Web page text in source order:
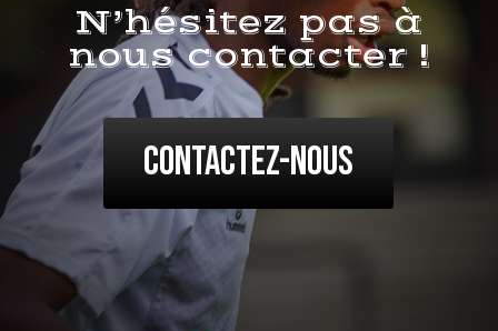
N’hésitez pas à
nous contacter !
Contactez-nous